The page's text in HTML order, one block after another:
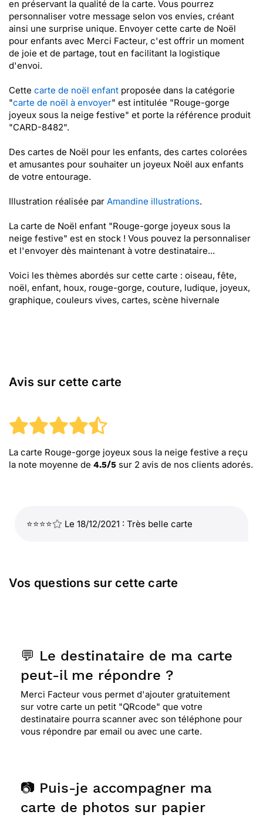
en préservant la qualité de la carte. Vous pourrez
personnaliser votre message selon vos envies, créant
ainsi une surprise unique. Envoyer cette carte de Noël
pour enfants avec Merci Facteur, c'est offrir un moment
de joie et de partage, tout en facilitant la logistique
d'envoi.
Cette carte de noël enfant proposée dans la catégorie
"carte de noël à envoyer" est intitulée "Rouge-gorge
joyeux sous la neige festive" et porte la référence produit
"CARD-8482".
Des cartes de Noël pour les enfants, des cartes colorées
et amusantes pour souhaiter un joyeux Noël aux enfants
de votre entourage.
Illustration réalisée par Amandine illustrations.
La carte de Noël enfant "Rouge-gorge joyeux sous la
neige festive" est en stock ! Vous pouvez la personnaliser
et l'envoyer dès maintenant à votre destinataire...
Voici les thèmes abordés sur cette carte : oiseau, fête,
noël, enfant, houx, rouge-gorge, couture, ludique, joyeux,
graphique, couleurs vives, cartes, scène hivernale
Avis sur cette carte
La carte Rouge-gorge joyeux sous la neige festive a reçu
la note moyenne de 4.5/5 sur 2 avis de nos clients adorés.
⭐⭐⭐⭐ Le 18/12/2021 : Très belle carte
Vos questions sur cette carte
💬 Le destinataire de ma carte
peut-il me répondre ?
Merci Facteur vous permet d'ajouter gratuitement
sur votre carte un petit "QRcode" que votre
destinataire pourra scanner avec son téléphone pour
vous répondre par email ou avec une carte.
📷 Puis-je accompagner ma
carte de photos sur papier